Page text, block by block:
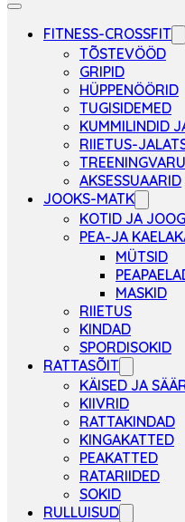
FITNESS-CROSSFIT
TÕSTEVÖÖD
GRIPID
HÜPPENÖÖRID
TUGISIDEMED
KUMMILINDID
RIIETUS-
AKSESSUAARID
JOOKS-MATK
KOTID JA
PEA-JA
MÜTSID
MASKID
RIIETUS
KINDAD
SPORDISOKID
RATTASÕIT
KÄISED JA
KIIVRID
RATTAKINDAD
KINGAKATTED
PEAKATTED
RATARIIDED
SOKID
RULLUISUD